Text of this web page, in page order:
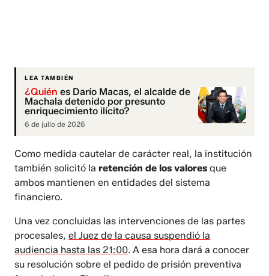
LEA TAMBIÉN
¿Quién es Darío Macas, el alcalde de
Machala detenido por presunto
enriquecimiento ilícito?
6 de julio de 2026
Como medida cautelar de carácter real, la institución
también solicitó laretención de los valores que
ambos mantienen en entidades del sistema
financiero.
Una vez concluidas las intervenciones de las partes
procesales,el Juez de la causa suspendió la
audiencia hasta las 21:00. A esa hora dará a conocer
su resolución sobre el pedido de prisión preventiva